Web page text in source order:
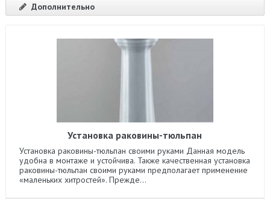
Дополнительно
Установка раковины-тюльпан
Установка раковины-тюльпан своими руками Данная модель
удобна в монтаже и устойчива. Также качественная установка
раковины-тюльпан своими руками предполагает применение
«маленьких хитростей». Прежде...